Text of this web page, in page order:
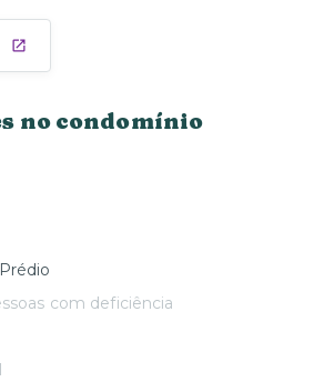
no condomínio
com deficiência